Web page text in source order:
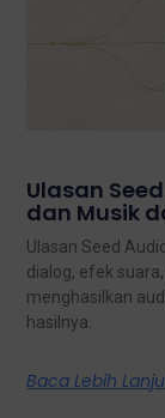
Ulasan
dan Musik
Ulasan Seed
dialog, efek
menghasilkan
hasilnya.
Baca Lebih